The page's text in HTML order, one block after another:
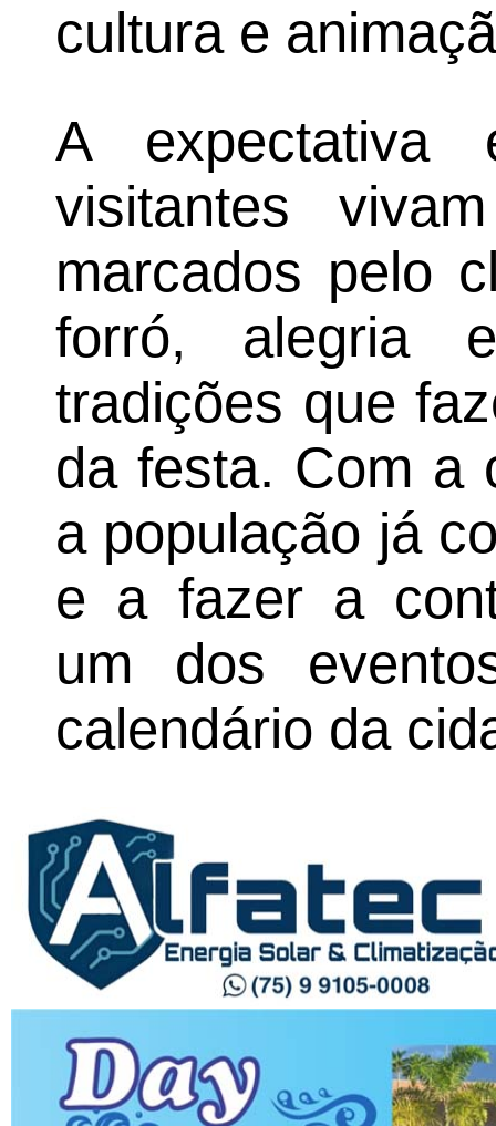
cultura e
A expectativa
visitantes
marcados pelo
forró, alegria
tradições que
da festa. Com a
a população já
e a fazer a
um dos
calendário da